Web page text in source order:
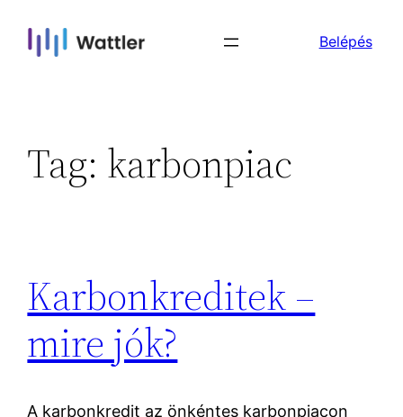
Belépés
Tag: karbonpiac
Karbonkreditek –
mire jók?
A karbonkredit az önkéntes karbonpiacon